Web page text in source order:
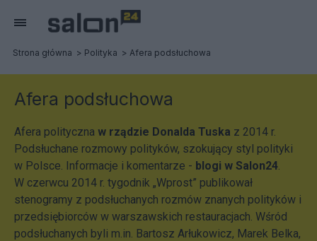
Strona główna Polityka Afera podsłuchowa
Afera podsłuchowa
Afera polityczna w rządzie Donalda Tuska z 2014 r.
Podsłuchane rozmowy polityków, szokujący styl polityki
w Polsce. Informacje i komentarze - blogi w Salon24.
W czerwcu 2014 r. tygodnik „Wprost” publikował
stenogramy z podsłuchanych rozmów znanych polityków i
przedsiębiorców w warszawskich restauracjach. Wśród
podsłuchanych byli m.in. Bartosz Arłukowicz, Marek Belka,